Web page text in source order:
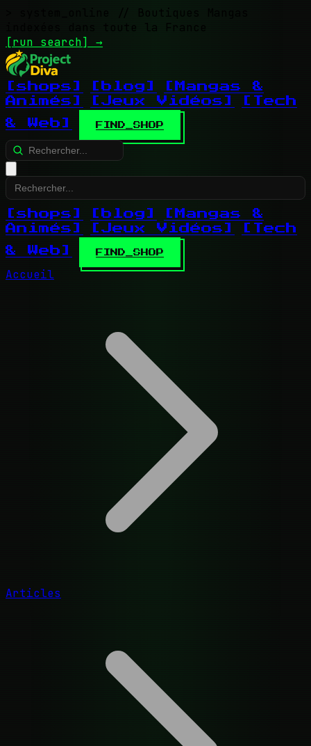
// Boutiques Mangas
indexées dans toute la France
[run search] →
[shops] [blog]
[Mangas &
Animés]
[Jeux Vidéos]
[Tech
& Web]
FIND_SHOP
[shops] [blog]
[Mangas &
Animés]
[Jeux Vidéos]
[Tech
& Web]
FIND_SHOP
Accueil
Articles